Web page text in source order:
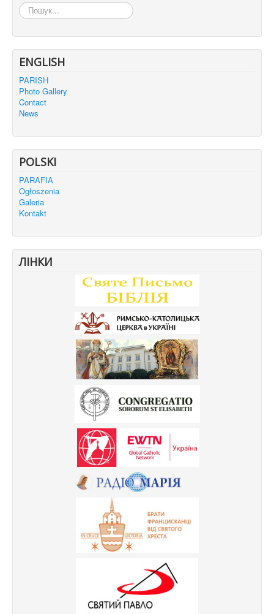
Пошук...
ENGLISH
PARISH
Photo Gallery
Contact
News
POLSKI
PARAFIA
Ogłoszenia
Galeria
Kontakt
ЛІНКИ